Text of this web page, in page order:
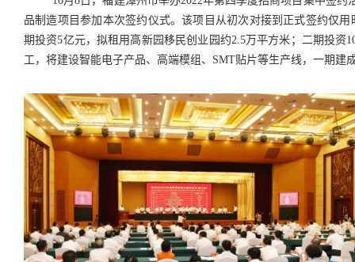
品制造项目参加本次签约仪式。该项目从初次对接到正式签约仅
期投资5亿元，拟租用高新园移民创业园约2.5万平方米；二期投资
工，将建设智能电子产品、高端模组、SMT贴片等生产线，一期建